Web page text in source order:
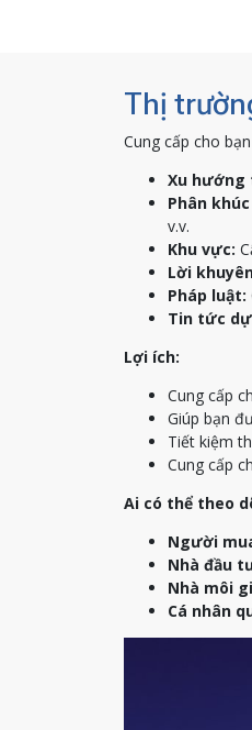
Thị
Cung cấp cho
Xu
Phân
v.v.
Khu vực:
Lời
Pháp luật:
Tin tức
Lợi ích:
Cung cấp
Giúp bạn
Tiết kiệm
Cung cấp
Ai có thể theo
Người
Nhà đầu
Nhà môi
Cá nhân